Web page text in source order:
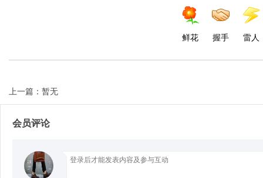
鲜花 握手 雷人
上一篇：暂无
会员评论